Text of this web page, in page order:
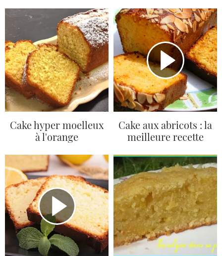
Cake hyper moelleux
à l'orange
Cake aux abricots : la
meilleure recette